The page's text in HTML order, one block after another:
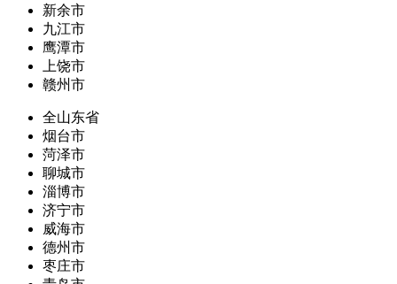
新余市
九江市
鹰潭市
上饶市
赣州市
全山东省
烟台市
菏泽市
聊城市
淄博市
济宁市
威海市
德州市
枣庄市